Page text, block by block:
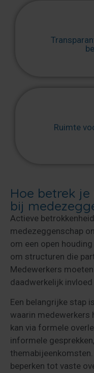
Ruimte
Hoe betrek
bij
Actieve
medezeggenschap
om een open
om structuren die
Medewerkers
daadwerkelijk invloed
Een belangrijke stap
waarin medewerkers
kan via formele
informele
beperken tot vaste